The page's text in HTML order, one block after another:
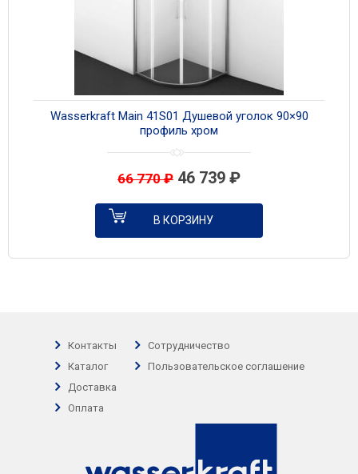
Wasserkraft Main 41S01 Душевой уголок 90×90
профиль хром
66 770₽ 46 739 ₽
В КОРЗИНУ
Контакты
Каталог
Доставка
Оплата
Сотрудничество
Пользовательское соглашение